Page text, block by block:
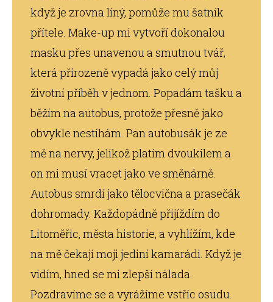
když je zrovna líný, pomůže mu šatník
přítele. Make-up mi vytvoří dokonalou
masku přes unavenou a smutnou tvář,
která přirozeně vypadá jako celý můj
životní příběh v jednom. Popadám tašku a
běžím na autobus, protože přesně jako
obvykle nestíhám. Pan autobusák je ze
mě na nervy, jelikož platím dvoukilem a
on mi musí vracet jako ve směnárně.
Autobus smrdí jako tělocvična a prasečák
dohromady. Každopádně přijíždím do
Litoměřic, města historie, a vyhlížím, kde
na mě čekají moji jediní kamarádi. Když je
vidím, hned se mi zlepší nálada.
Pozdravíme se a vyrážíme vstříc osudu.